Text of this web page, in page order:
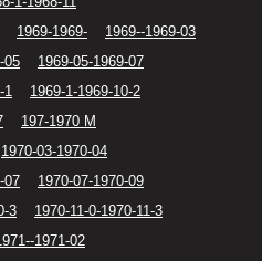
1969-1969-
1969--1969-03
05
1969-05-1969-07
1
1969-1-1969-10-2
197-1970 M
1970-03-1970-04
07
1970-07-1970-09
3
1970-11-0-1970-11-3
1971-02